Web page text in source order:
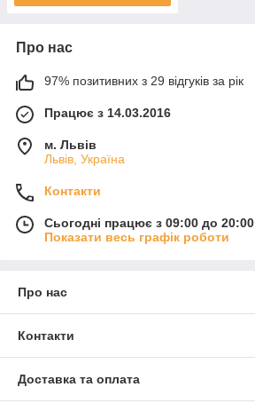
Про нас
97% позитивних з 29 відгуків за рік
Працює з 14.03.2016
м. Львів
Львів, Україна
Контакти
Сьогодні працює з 09:00 до 20:00
Показати весь графік роботи
Про нас
Контакти
Доставка та оплата